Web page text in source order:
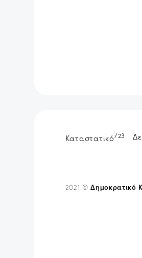
Καταστατικό/23
2021 ©Δημοκρατικό